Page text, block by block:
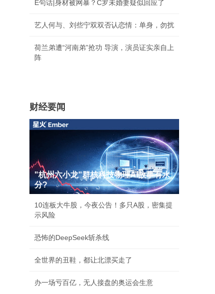
E句话|身材被网暴？C罗未婚妻疑似回应了
艺人何与、刘些宁双双否认恋情：单身，勿扰
荷兰弟遭“河南弟”抢功 导演，演员证实亲自上
阵
财经要闻
"杭州六小龙"群核科技物理AI故事有水
分?
10连板大牛股，今夜公告！多只A股，密集提
示风险
恐怖的DeepSeek斩杀线
全世界的丑鞋，都让北漂买走了
办一场亏百亿，无人接盘的奥运会生意